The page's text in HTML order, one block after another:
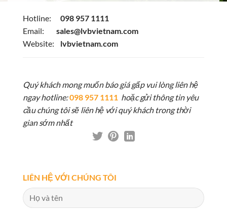
Hotline:
098 957 1111
Email:
sales@lvbvietnam.com
Website:
lvbvietnam.com
Quý khách mong muốn báo giá gấp vui lòng liên hệ
ngay hotline:098 957 1111 hoặc gửi thông tin yêu
cầu chúng tôi sẽ liên hệ với quý khách trong thời
gian sớm nhất
LIÊN HỆ VỚI CHÚNG TÔI